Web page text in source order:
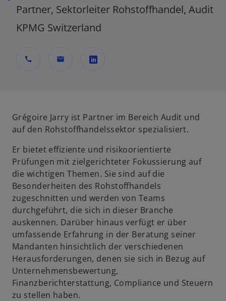
Partner, Sektorleiter Rohstoffhandel, Audit
KPMG Switzerland
call mail
d
i
e
i
n
e
r
n
e
u
e
n
R
e
Grégoire Jarry ist Partner im Bereich Audit und
auf den Rohstoffhandelssektor spezialisiert.
Er bietet effiziente und risikoorientierte
Prüfungen mit zielgerichteter Fokussierung auf
die wichtigen Themen. Sie sind auf die
Besonderheiten des Rohstoffhandels
zugeschnitten und werden von Teams
durchgeführt, die sich in dieser Branche
auskennen. Darüber hinaus verfügt er über
umfassende Erfahrung in der Beratung seiner
Mandanten hinsichtlich der verschiedenen
Herausforderungen, denen sie sich in Bezug auf
Unternehmensbewertung,
Finanzberichterstattung, Compliance und Steuern
zu stellen haben.